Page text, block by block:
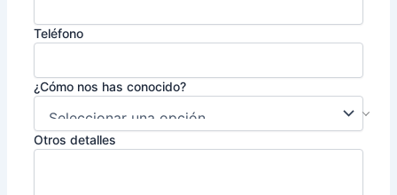
Teléfono
¿Cómo nos has conocido?
Otros detalles